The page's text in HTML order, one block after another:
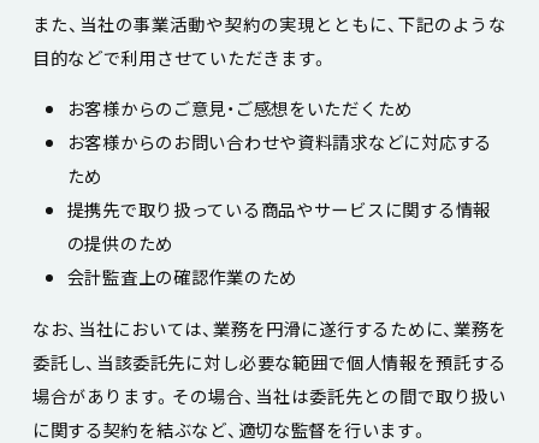
また、当社の事業活動や契約の実現とともに、下記のような
目的などで利用させていただきます。
お客様からのご意見・ご感想をいただくため
お客様からのお問い合わせや資料請求などに対応する
ため
提携先で取り扱っている商品やサービスに関する情報
の提供のため
会計監査上の確認作業のため
なお、当社においては、業務を円滑に遂行するために、業務を
委託し、当該委託先に対し必要な範囲で個人情報を預託する
場合があります。その場合、当社は委託先との間で取り扱い
に関する契約を結ぶなど、適切な監督を行います。